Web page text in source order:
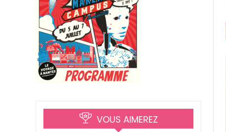
VOUS AIMEREZ